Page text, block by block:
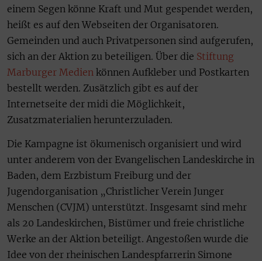
einem Segen könne Kraft und Mut gespendet werden,
heißt es auf den Webseiten der Organisatoren.
Gemeinden und auch Privatpersonen sind aufgerufen,
sich an der Aktion zu beteiligen. Über die Stiftung
Marburger Medien können Aufkleber und Postkarten
bestellt werden. Zusätzlich gibt es auf der
Internetseite der midi die Möglichkeit,
Zusatzmaterialien herunterzuladen.
Die Kampagne ist ökumenisch organisiert und wird
unter anderem von der Evangelischen Landeskirche in
Baden, dem Erzbistum Freiburg und der
Jugendorganisation „Christlicher Verein Junger
Menschen (CVJM) unterstützt. Insgesamt sind mehr
als 20 Landeskirchen, Bistümer und freie christliche
Werke an der Aktion beteiligt. Angestoßen wurde die
Idee von der rheinischen Landespfarrerin Simone